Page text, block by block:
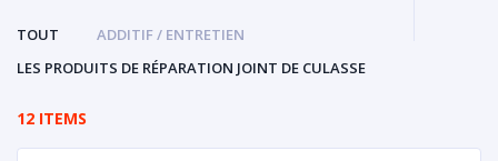
TOUT
ADDITIF / ENTRETIEN
LES PRODUITS DE RÉPARATION JOINT DE CULASSE
12 ITEMS